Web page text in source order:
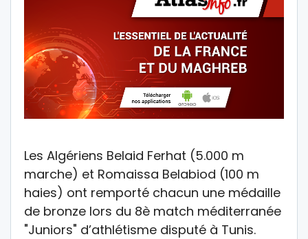
Les Algériens Belaid Ferhat (5.000 m
marche) et Romaissa Belabiod (100 m
haies) ont remporté chacun une médaille
de bronze lors du 8è match méditerranée
"Juniors" d’athlétisme disputé à Tunis.